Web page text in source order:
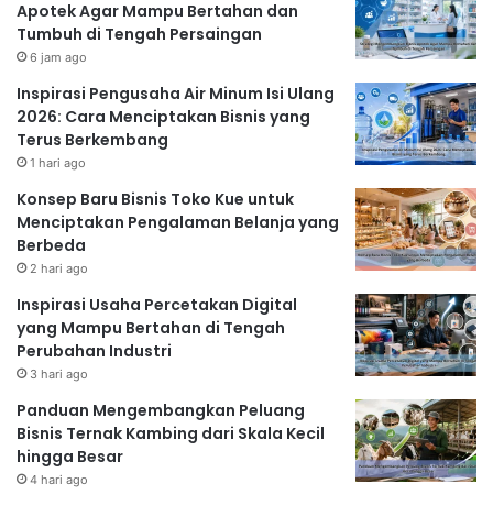
Apotek Agar Mampu Bertahan dan
Tumbuh di Tengah Persaingan
6 jam ago
Inspirasi Pengusaha Air Minum Isi Ulang
2026: Cara Menciptakan Bisnis yang
Terus Berkembang
1 hari ago
Konsep Baru Bisnis Toko Kue untuk
Menciptakan Pengalaman Belanja yang
Berbeda
2 hari ago
Inspirasi Usaha Percetakan Digital
yang Mampu Bertahan di Tengah
Perubahan Industri
3 hari ago
Panduan Mengembangkan Peluang
Bisnis Ternak Kambing dari Skala Kecil
hingga Besar
4 hari ago